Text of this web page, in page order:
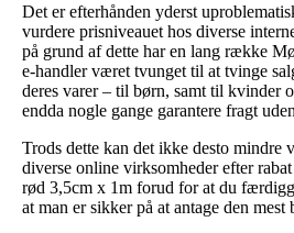
Det er efterhånden yderst
vurdere prisniveauet hos diverse
på grund af dette har en lang række
e-handler været tvunget til at tvinge
deres varer – til børn, samt til kvinder
endda nogle gange garantere fragt
Trods dette kan det ikke desto mindre
diverse online virksomheder efter
rød 3,5cm x 1m forud for at du
at man er sikker på at antage den mest